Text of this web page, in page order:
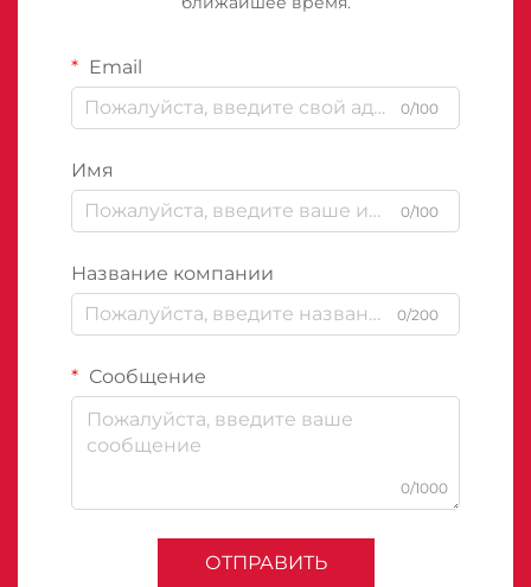
Email
0/100
Имя
0/100
Название компании
0/200
Сообщение
0/1000
ОТПРАВИТЬ